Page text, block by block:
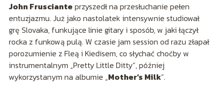
John Frusciante przyszedł na przesłuchanie pełen
entuzjazmu. Już jako nastolatek intensywnie studiował
grę Slovaka, funkujące linie gitary i sposób, w jaki łączył
rocka z funkową pulą. W czasie jam session od razu złapał
porozumienie z Fleą i Kiedisem, co słychać choćby w
instrumentalnym „Pretty Little Ditty”, później
wykorzystanym na albumie „Mother’s Milk”.